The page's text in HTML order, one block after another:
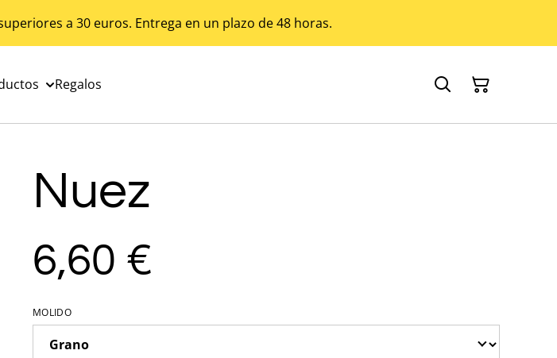
a 30 euros. Entrega en un plazo de 48 horas.
Regalos
Nuez
6,60 €
MOLIDO